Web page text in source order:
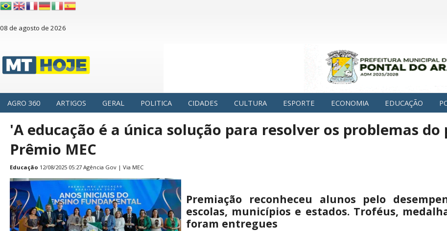
08 de agosto de 2026
AGRO 360 ARTIGOS GERAL POLITICA CIDADES CULTURA ESPORTE ECONOMIA EDUCAÇÃO
'A educação é a única solução para resolver os problemas
Prêmio MEC
Educação 12/08/2025 05:27 Agência Gov | Via MEC
Premiação reconheceu alunos pelo
escolas, municípios e estados. Troféus,
foram entregues